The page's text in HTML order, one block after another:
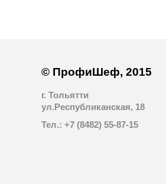
© ПрофиШеф, 2015
г. Тольятти
ул.Республиканская, 18
Тел.: +7 (8482) 55-87-15